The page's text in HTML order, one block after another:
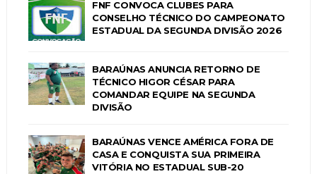
FNF CONVOCA CLUBES PARA
CONSELHO TÉCNICO DO CAMPEONATO
ESTADUAL DA SEGUNDA DIVISÃO 2026
BARAÚNAS ANUNCIA RETORNO DE
TÉCNICO HIGOR CÉSAR PARA
COMANDAR EQUIPE NA SEGUNDA
DIVISÃO
BARAÚNAS VENCE AMÉRICA FORA DE
CASA E CONQUISTA SUA PRIMEIRA
VITÓRIA NO ESTADUAL SUB-20